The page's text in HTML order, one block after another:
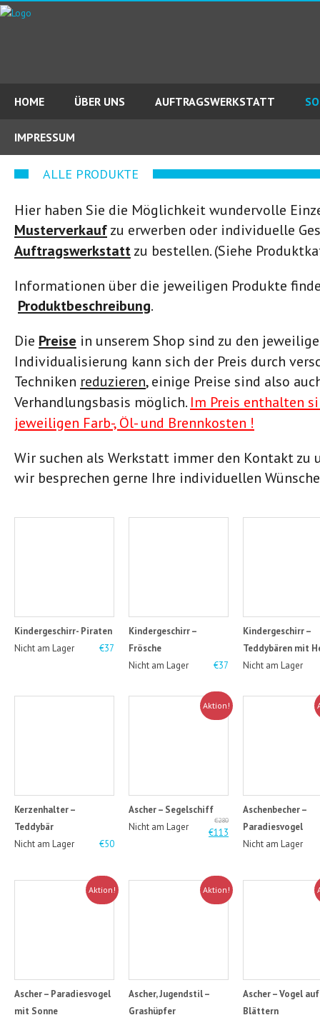
HOME ÜBER UNS AUFTRAGSWERKSTATT
IMPRESSUM
ALLE PRODUKTE
Hier haben Sie die Möglichkeit wundervolle
Musterverkaufzu erwerben oder individuelle
Auftragswerkstattzu bestellen. (Siehe
Informationen über die jeweiligen Produkte
Produktbeschreibung.
Die Preise in unserem Shop sind zu den
Individualisierung kann sich der Preis durch
Techniken reduzieren,einige Preise sind also
Verhandlungsbasis möglich. Im Preis enthalten
jeweiligen Farb-, Öl- und Brennkosten !
Wir suchen als Werkstatt immer den Kontakt zu
wir besprechen gerne Ihre individuellen
Kindergeschirr- Piraten
€37
Nicht am Lager
Kindergeschirr –
Frösche
€37
Nicht am Lager
Kindergeschirr –
Teddybären mit
Nicht am Lager
Kerzenhalter –
Teddybär
€50
Nicht am Lager
Aktion!
Ascher – Segelschiff
€280
€113
Nicht am Lager
Aschenbecher –
Paradiesvogel
Nicht am Lager
Aktion!
Ascher – Paradiesvogel
mit Sonne
Aktion!
Ascher, Jugendstil –
Grashüpfer
Ascher – Vogel auf
Blättern